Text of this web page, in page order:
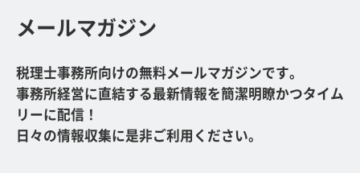
メールマガジン
税理士事務所向けの無料メールマガジンです。
事務所経営に直結する最新情報を簡潔明瞭かつタイム
リーに配信！
日々の情報収集に是非ご利用ください。